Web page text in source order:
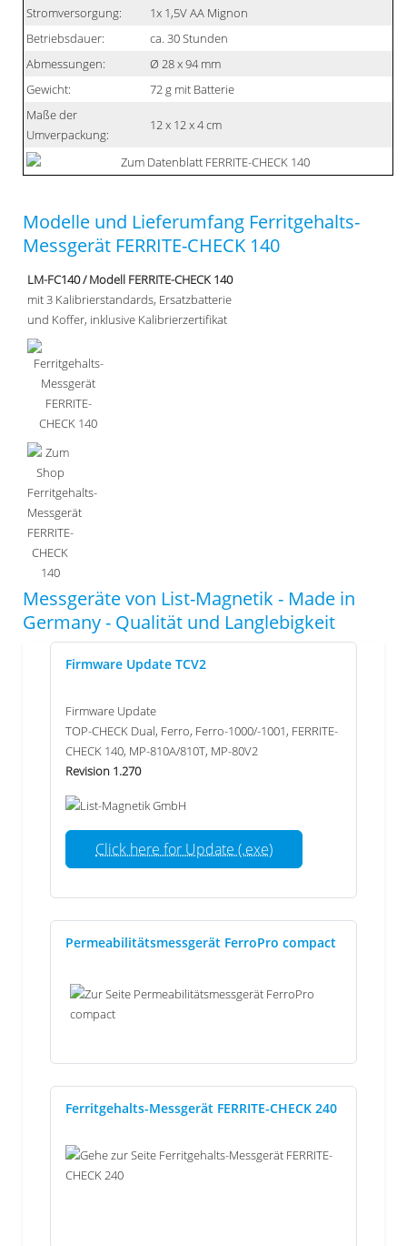
Stromversorgung:
1x 1,5V AA Mignon
Betriebsdauer:
ca. 30 Stunden
Abmessungen:
Ø 28 x 94 mm
Gewicht:
72 g mit Batterie
Maße der
Umverpackung:
12 x 12 x 4 cm
Modelle und Lieferumfang Ferritgehalts-
Messgerät FERRITE-CHECK 140
LM-FC140 / Modell FERRITE-CHECK 140
mit 3 Kalibrierstandards, Ersatzbatterie
und Koffer, inklusive Kalibrierzertifikat
Messgeräte von List-Magnetik - Made in
Germany - Qualität und Langlebigkeit
Firmware Update TCV2
Firmware Update
TOP-CHECK Dual, Ferro, Ferro-1000/-1001, FERRITE-
CHECK 140, MP-810A/810T, MP-80V2
Revision 1.270
Click here for Update (.exe)
Permeabilitätsmessgerät FerroPro compact
Ferritgehalts-Messgerät FERRITE-CHECK 240